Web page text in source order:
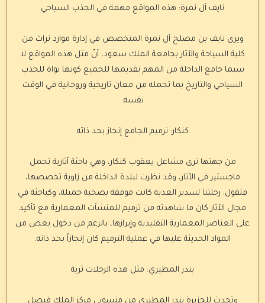
نايف آل نمرة: هذه المواقع مهمة في الجذب السياحي
ويرى نايف بن مصلح آل نمرة المتخصص في إدارة موارد تراث من
كلية السياحة والآثار بجامعة الملك سعود، أنّ مثل هذه المواقع لا
سيما جامع الداخلة من المهم تقديمها للجميع كونها نواة للجذب
السياحي والتاريخ بما تحمله من معان تاريخية وروحانية في الوقت
نفسه.
كنكار: ترميم الجامع إنجاز بحد ذاته
من جهتها ترى مشاعل يعقوب كنكار، وهي باحثة آثارية تحمل
ماجستير في الآثار، وقد نظرت لبلدة الداخلة من زاوية تخصصها،
فتقول: رحلتنا لسدير العذبة كانت موفقة بصحبة جميلة، وكباحثة في
مجال الآثار كان ما شاهدته من ترميم للمنشآت المعمارية مع تأكيد
على العناصر المعمارية التقليدية وإبرازها، بالرغم من دخول بعض من
المواد الحديثة عليها في عملية الترميم كان إنجازاً بحد ذاته.
بندر المطيري: مثل هذه الرحلات ثرية
وتحدث للجزيرة بندر المطيري من منسوبي مركز الملك فيصل